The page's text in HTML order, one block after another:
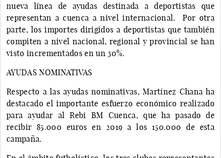
nueva línea de ayudas destinada a deportistas que
representan a cuenca a nivel internacional. Por otra
parte, los importes dirigidos a deportistas que también
compiten a nivel nacional, regional y provincial se han
visto incrementados en un 30%.
AYUDAS NOMINATIVAS
Respecto a las ayudas nominativas, Martínez Chana ha
destacado el importante esfuerzo económico realizado
para ayudar al Rebi BM Cuenca, que ha pasado de
recibir 85.000 euros en 2019 a los 150.000 de esta
campaña.